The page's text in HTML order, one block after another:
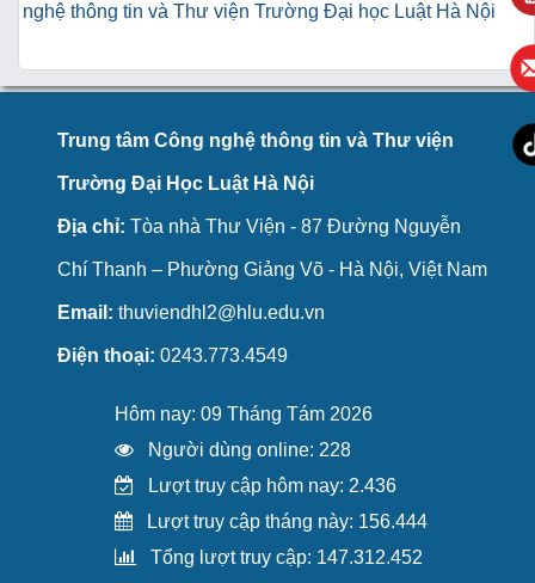
nghệ thông tin và Thư viện Trường Đại học Luật Hà Nội
Trung tâm Công nghệ thông tin và Thư viện
Trường Đại Học Luật Hà Nội
Địa chỉ: Tòa nhà Thư Viện - 87 Đường Nguyễn
Chí Thanh – Phường Giảng Võ - Hà Nội, Việt Nam
Email: thuviendhl2@hlu.edu.vn
Điện thoại: 0243.773.4549
Hôm nay: 09 Tháng Tám 2026
Người dùng online: 228
Lượt truy cập hôm nay: 2.436
Lượt truy cập tháng này: 156.444
Tổng lượt truy cập: 147.312.452